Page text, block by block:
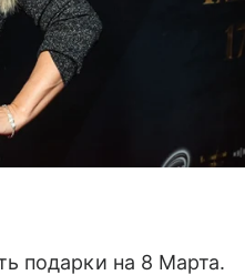
подарки на 8 Марта.